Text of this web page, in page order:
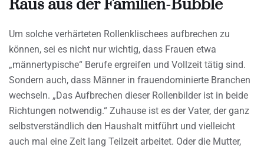
Raus aus der Familien-Bubble
Um solche verhärteten Rollenklischees aufbrechen zu
können, sei es nicht nur wichtig, dass Frauen etwa
„männertypische“ Berufe ergreifen und Vollzeit tätig sind.
Sondern auch, dass Männer in frauendominierte Branchen
wechseln. „Das Aufbrechen dieser Rollenbilder ist in beide
Richtungen notwendig.“ Zuhause ist es der Vater, der ganz
selbstverständlich den Haushalt mitführt und vielleicht
auch mal eine Zeit lang Teilzeit arbeitet. Oder die Mutter,